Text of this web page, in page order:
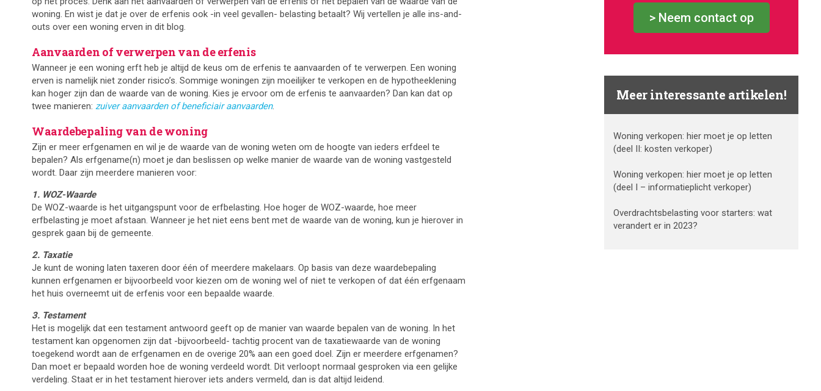
Overig
Onderneming
BV oprichten
Huwelijkse voorwaarden
Aandelen overdragen
Levenstestament (volmacht)
woning. En wist je dat je over de erfenis ook -in veel gevallen- belasting betaalt? Wij vertellen je alle ins-and-
outs over een woning erven in dit blog.
Aanvaarden of verwerpen van de erfenis
Wanneer je een woning erft heb je altijd de keus om de erfenis te aanvaarden of te verwerpen. Een woning
erven is namelijk niet zonder risico’s. Sommige woningen zijn moeilijker te verkopen en de hypotheeklening
kan hoger zijn dan de waarde van de woning. Kies je ervoor om de erfenis te aanvaarden? Dan kan dat op
twee manieren: zuiver aanvaarden of beneficiair aanvaarden.
Waardebepaling van de woning
Zijn er meer erfgenamen en wil je de waarde van de woning weten om de hoogte van ieders erfdeel te
bepalen? Als erfgename(n) moet je dan beslissen op welke manier de waarde van de woning vastgesteld
wordt. Daar zijn meerdere manieren voor:
1. WOZ-Waarde
De WOZ-waarde is het uitgangspunt voor de erfbelasting. Hoe hoger de WOZ-waarde, hoe meer
erfbelasting je moet afstaan. Wanneer je het niet eens bent met de waarde van de woning, kun je hierover in
gesprek gaan bij de gemeente.
2. Taxatie
Je kunt de woning laten taxeren door één of meerdere makelaars. Op basis van deze waardebepaling
kunnen erfgenamen er bijvoorbeeld voor kiezen om de woning wel of niet te verkopen of dat één erfgenaam
het huis overneemt uit de erfenis voor een bepaalde waarde.
3. Testament
Het is mogelijk dat een testament antwoord geeft op de manier van waarde bepalen van de woning. In het
testament kan opgenomen zijn dat -bijvoorbeeld- tachtig procent van de taxatiewaarde van de woning
toegekend wordt aan de erfgenamen en de overige 20% aan een goed doel. Zijn er meerdere erfgenamen?
Dan moet er bepaald worden hoe de woning verdeeld wordt. Dit verloopt normaal gesproken via een gelijke
verdeling. Staat er in het testament hierover iets anders vermeld, dan is dat altijd leidend.
> Neem contact op
Meer interessante artikelen!
Woning verkopen: hier moet je op letten
(deel II: kosten verkoper)
Woning verkopen: hier moet je op letten
(deel I – informatieplicht verkoper)
Overdrachtsbelasting voor starters: wat
verandert er in 2023?